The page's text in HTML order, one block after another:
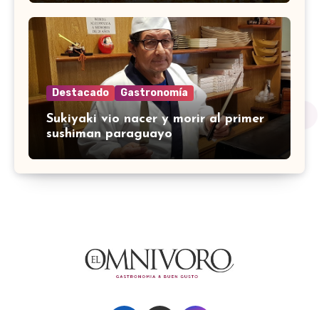
Destacado Gastronomía
Sukiyaki vio nacer y morir al primer
sushiman paraguayo